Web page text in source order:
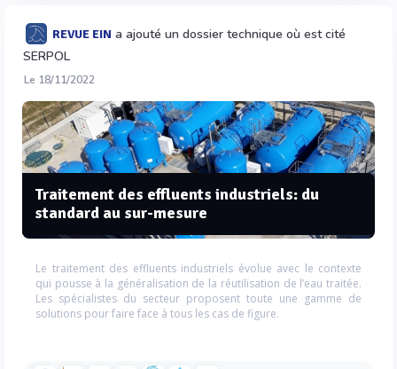
REVUE EIN a ajouté un dossier technique où est cité
SERPOL
Le 18/11/2022
Traitement des effluents industriels: du
standard au sur-mesure
Le traitement des effluents industriels évolue avec le contexte
qui pousse à la généralisation de la réutilisation de l’eau traitée.
Les spécialistes du secteur proposent toute une gamme de
solutions pour faire face à tous les cas de figure.